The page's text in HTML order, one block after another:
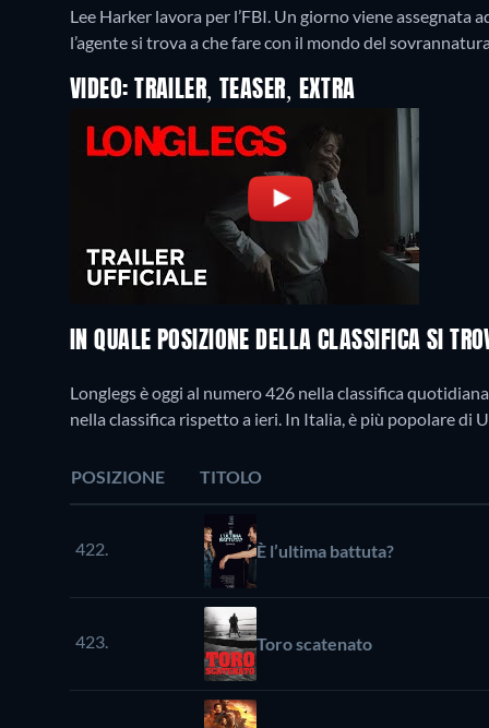
Lee Harker lavora per l’FBI. Un giorno viene assegnata
l’agente si trova a che fare con il mondo del
VIDEO: TRAILER, TEASER, EXTRA
IN QUALE POSIZIONE DELLA CLASSIFICA SI
Longlegs è oggi al numero 426 nella classifica
nella classifica rispetto a ieri. In Italia, è più popolare di
POSIZIONE TITOLO
422. È l’ultima battuta?
423. Toro scatenato